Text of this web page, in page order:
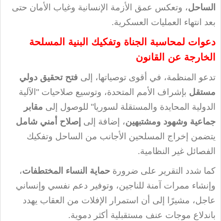
الساحل، وتعكس عمق الأزمة الإنسانية وغياب الأمان حتى
بعد انتهاء العمليات العسكرية.
دعوات لمحاسبة الجناة وتفكيك البنية المسلحة
الخارجة عن القانون
تدعو المنظمة، في أقوى توصياتها، إلى فتح تحقيق دولي
مستقل بإشراف الأمم المتحدة، وتوسيع صلاحيات "الآلية
الدولية المحايدة والمستقلة لسوريا" للوصول إلى مقابر
جماعية وشهود ومشتبهين، إضافة إلى إصلاح أمني شامل
يتضمن إخراج المسلحين الأجانب من الساحل وتفكيك
الفصائل غير النظامية.
كما شدد التقرير على ضرورة حماية النساء المختطفات،
وإنشاء ممرات آمنة للناجين، وتوفير دعم نفسي وإنساني
عاجل، مشيرًا إلى أن استمرار الإفلات من العقاب يهدد
باندلاع موجات عنف مستقبلية أكثر دموية.